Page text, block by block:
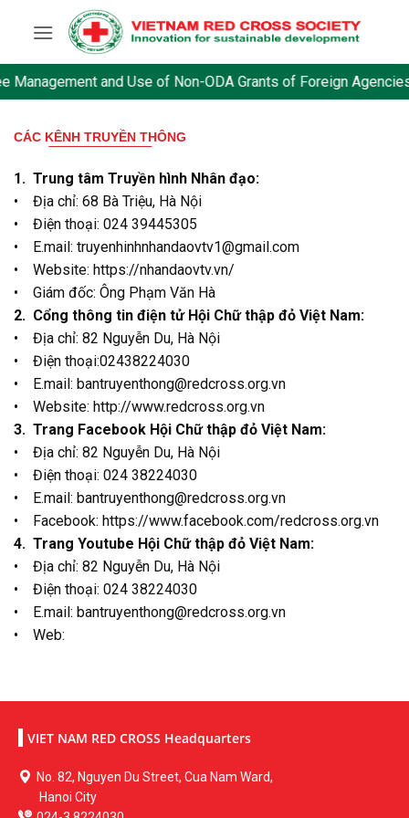
Management and Use of Non-ODA Grants of Foreign
CÁC KÊNH TRUYỀN THÔNG
1. Trung tâm Truyền hình Nhân đạo:
• Địa chỉ: 68 Bà Triệu, Hà Nội
• Điện thoại: 024 39445305
• E.mail: truyenhinhnhandaovtv1@gmail.com
• Website: https://nhandaovtv.vn/
• Giám đốc: Ông Phạm Văn Hà
2. Cổng thông tin điện tử Hội Chữ thập đỏ Việt Nam:
• Địa chỉ: 82 Nguyễn Du, Hà Nội
• Điện thoại:02438224030
• E.mail: bantruyenthong@redcross.org.vn
• Website: http://www.redcross.org.vn
3. Trang Facebook Hội Chữ thập đỏ Việt Nam:
• Địa chỉ: 82 Nguyễn Du, Hà Nội
• Điện thoại: 024 38224030
• E.mail: bantruyenthong@redcross.org.vn
• Facebook: https://www.facebook.com/redcross.org.vn
4. Trang Youtube Hội Chữ thập đỏ Việt Nam:
• Địa chỉ: 82 Nguyễn Du, Hà Nội
• Điện thoại: 024 38224030
• E.mail: bantruyenthong@redcross.org.vn
• Web:
VIET NAM RED CROSS Headquarters
No. 82, Nguyen Du Street, Cua Nam Ward,
Hanoi City